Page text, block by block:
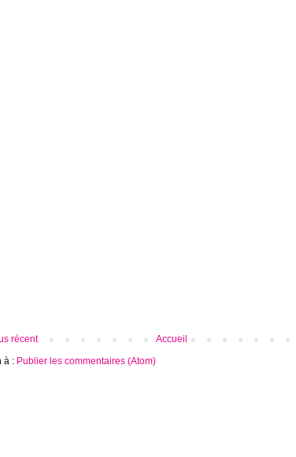
récent
Accueil
à : Publier les commentaires (Atom)